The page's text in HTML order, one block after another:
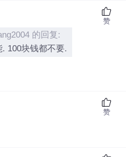
的回复:
100块钱都不要.
赞
赞